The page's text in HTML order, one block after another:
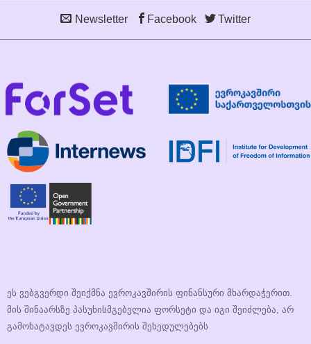
Newsletter Facebook Twitter
ეს ვებგვერდი შეიქმნა ევროკავშირის ფინანსური მხარდაჭერით.
მის შინაარსზე პასუხისმგებელია ფორსეტი და იგი შეიძლება, არ
გამოხატავდეს ევროკავშირის შეხედულებებს